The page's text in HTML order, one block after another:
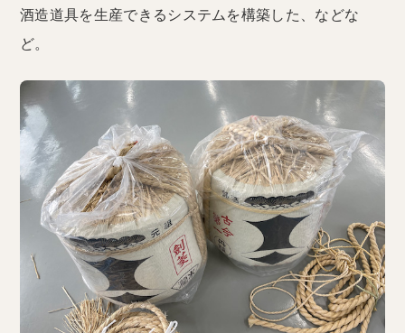
酒造道具を生産できるシステムを構築した、などな
ど。